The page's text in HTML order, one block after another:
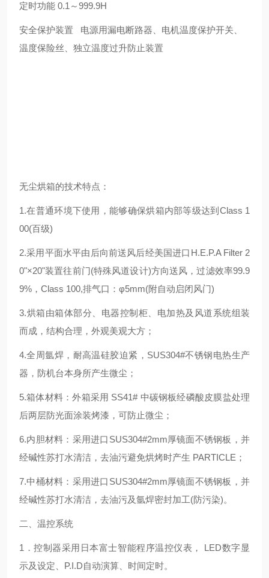
定时功能 0.1～999.9H
安全保护装置 电源用漏电断路器、电机温度保护开关、
温度保险丝、独立温度过升防止装置
无尘烘箱的技术特点：
1.在普通环境下使用，能够确保烘箱内部等级达到Class 1
00(百级)
2.采用平面水平由后向前送风后经美国进口H.E.P.A Filter 2
0"×20"装置往前门(特殊风道设计)方向送风，过滤效率99.9
9%，Class 100,排气口：φ5mm(附自动启闭风门)
3.烘箱由箱体部分、电器控制柜、电加热及风道系统组装
而成，结构合理，外观美观大方；
4.全周氩焊，耐高温硅胶迫紧，SUS304#不锈钢电热生产
器，防机台本身所产生微尘；
5.箱体材料：外箱采用 SS41# 中碳钢板经磷酸皮膜盐处理
后两层防光面涂装烤漆，可防止微尘；
6.内胆材料：采用进口SUS304#2mm厚镜面不锈钢板，并
经碱性苏打水清洁，去油污避免烘烤时产生 PARTICLE；
7.中桶材料：采用进口SUS304#2mm厚镜面不锈钢板，并
经碱性苏打水清洁，去油污及氩焊密封加工(防污染)。
二、温控系统
1．控制器采用日本富士智能程序温控仪表， LED数字显
示及设定、 P.I.D自动演算、时间定时。